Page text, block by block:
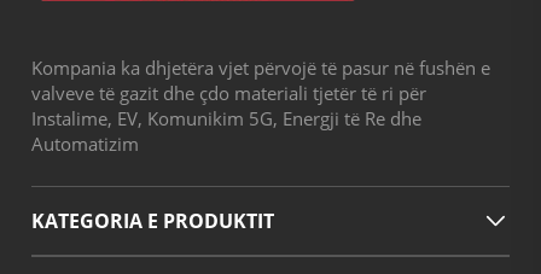
Kompania ka dhjetëra vjet përvojë të pasur në fushën e
valveve të gazit dhe çdo materiali tjetër të ri për
Instalime, EV, Komunikim 5G, Energji të Re dhe
Automatizim
KATEGORIA E PRODUKTIT